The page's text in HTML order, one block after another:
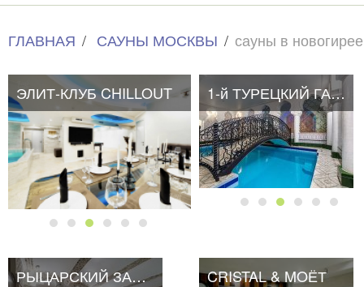
ГЛАВНАЯ САУНЫ МОСКВЫ сауны в
ЭЛИТ-КЛУБ CHILLOUT 1-й ТУРЕЦКИЙ ГАМБИТ
РЫЦАРСКИЙ ЗАМОК CRISTAL & MOЁТ